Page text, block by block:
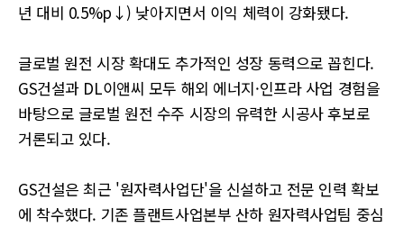
년 대비 0.5%p↓) 낮아지면서 이익 체력이 강화됐다.
글로벌 원전 시장 확대도 추가적인 성장 동력으로 꼽힌다.
GS건설과 DL이앤씨 모두 해외 에너지·인프라 사업 경험을
바탕으로 글로벌 원전 수주 시장의 유력한 시공사 후보로
거론되고 있다.
GS건설은 최근 '원자력사업단'을 신설하고 전문 인력 확보
에 착수했다. 기존 플랜트사업본부 산하 원자력사업팀 중심